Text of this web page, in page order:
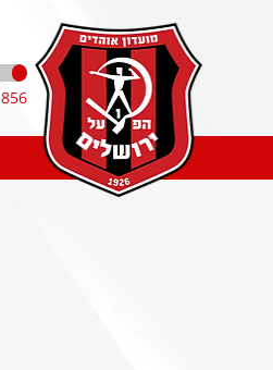
856 חברי וחברות עמותה עד כה, הקליקו והצטרפו!